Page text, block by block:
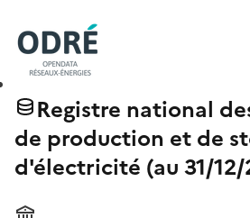
Registre national
de production et de
d'électricité (au 31/12/